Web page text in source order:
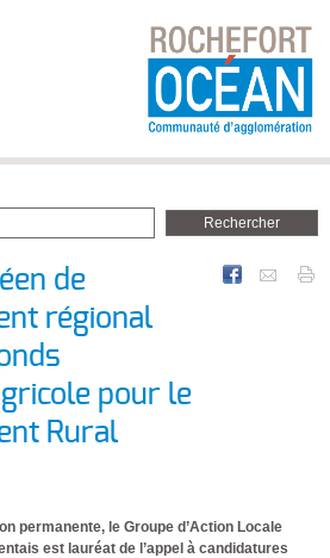
de
régional
pour le
Rural
permanente, le Groupe d’Action Locale
est lauréat de l’appel à candidatures